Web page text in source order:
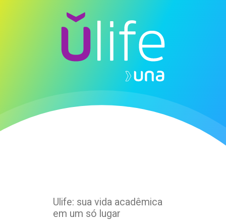
Ulife: sua vida acadêmica
em um só lugar